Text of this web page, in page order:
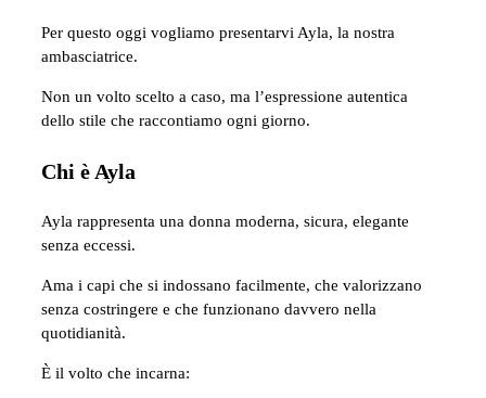
Per questo oggi vogliamo presentarvi Ayla, la nostra
ambasciatrice.
Non un volto scelto a caso, ma l’espressione autentica
dello stile che raccontiamo ogni giorno.
Chi è Ayla
Ayla rappresenta una donna moderna, sicura, elegante
senza eccessi.
Ama i capi che si indossano facilmente, che valorizzano
senza costringere e che funzionano davvero nella
quotidianità.
È il volto che incarna: